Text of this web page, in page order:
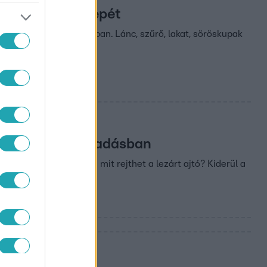
Vilmos fényképét
legyen a kisboltjában. Lánc, szűrő, lakat, söröskupak
során.
a következő adásban
bukkannak. Vajon mit rejthet a lezárt ajtó? Kiderül a